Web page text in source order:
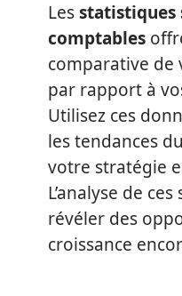
Lesstatistiques
comptables
comparative
par rapport à
Utilisez ces
les tendances
votre stratégie
L’analyse de
révéler des
croissance